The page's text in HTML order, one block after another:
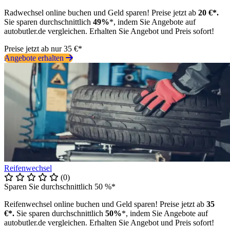
Radwechsel online buchen und Geld sparen! Preise jetzt ab 20 €*.
Sie sparen durchschnittlich 49%*, indem Sie Angebote auf
autobutler.de vergleichen. Erhalten Sie Angebot und Preis sofort!
Preise jetzt ab nur 35 €*
Angebote erhalten
Reifenwechsel
(0)
Sparen Sie durchschnittlich 50 %*
Reifenwechsel online buchen und Geld sparen! Preise jetzt ab 35
€*. Sie sparen durchschnittlich 50%*, indem Sie Angebote auf
autobutler.de vergleichen. Erhalten Sie Angebot und Preis sofort!